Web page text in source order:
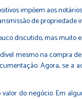
impõem aos
de propriedade
discutido, mas muito
mesmo na compra
Agora, se a
do negócio. Em